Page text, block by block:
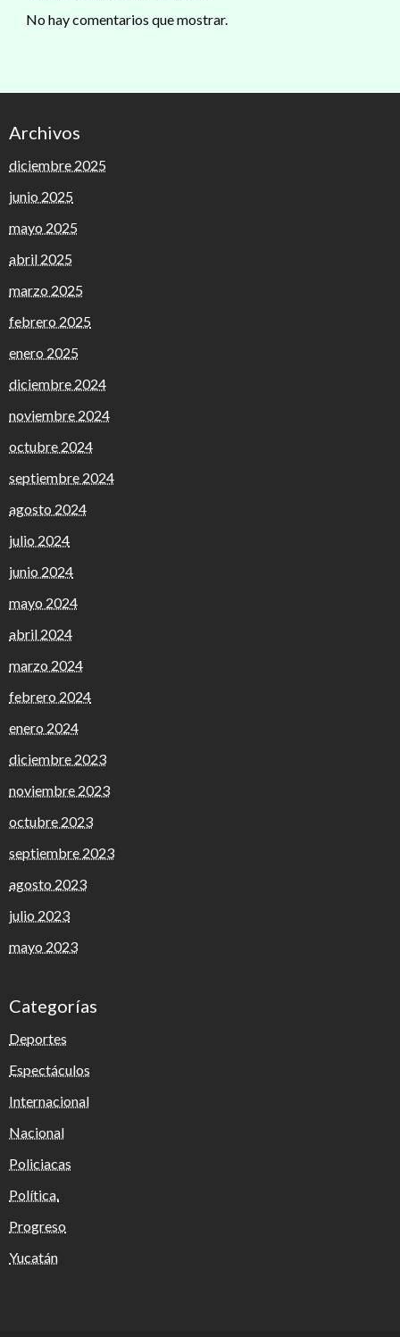
No hay comentarios que mostrar.
Archivos
diciembre 2025
junio 2025
mayo 2025
abril 2025
marzo 2025
febrero 2025
enero 2025
diciembre 2024
noviembre 2024
octubre 2024
septiembre 2024
agosto 2024
julio 2024
junio 2024
mayo 2024
abril 2024
marzo 2024
febrero 2024
enero 2024
diciembre 2023
noviembre 2023
octubre 2023
septiembre 2023
agosto 2023
julio 2023
mayo 2023
Categorías
Deportes
Espectáculos
Internacional
Nacional
Policiacas
Política.
Progreso
Yucatán